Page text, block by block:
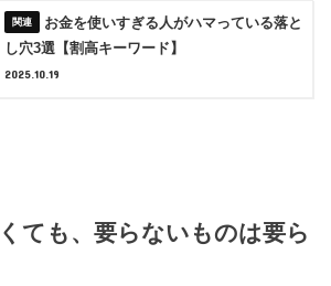
お金を使いすぎる人がハマっている落と
し穴3選【割高キーワード】
2025.10.19
ても、要らないものは要ら